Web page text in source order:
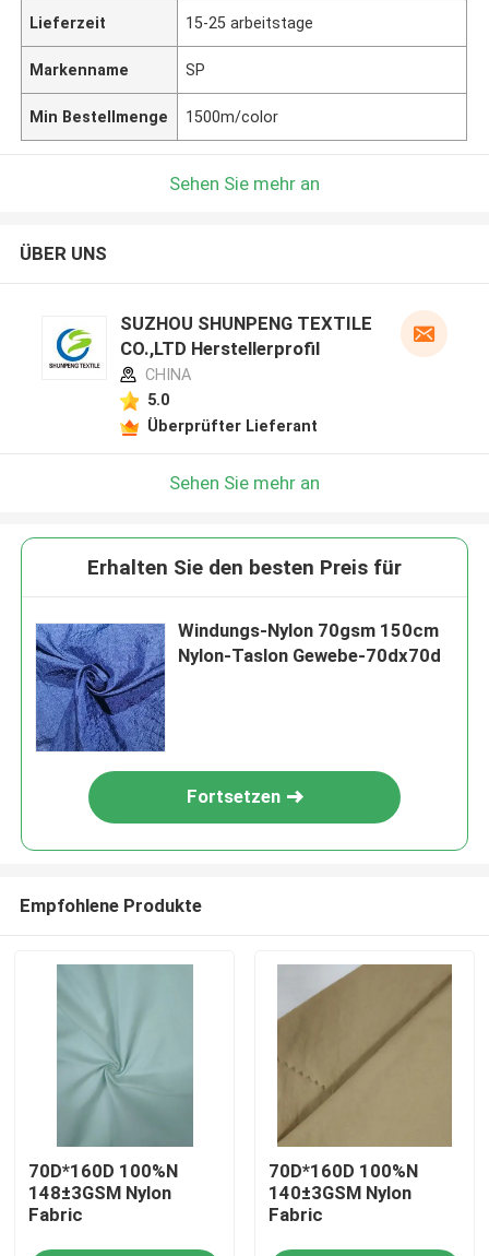
Lieferzeit 15-25 arbeitstage
Markenname SP
Min Bestellmenge 1500m/color
Sehen Sie mehr an
ÜBER UNS
SUZHOU SHUNPENG TEXTILE
CO.,LTD Herstellerprofil
CHINA
5.0
Überprüfter Lieferant
Sehen Sie mehr an
Erhalten Sie den besten Preis für
Windungs-Nylon 70gsm 150cm
Nylon-Taslon Gewebe-70dx70d
Fortsetzen
Empfohlene Produkte
70D*160D 100%N
148±3GSM Nylon
Fabric
70D*160D 100%N
140±3GSM Nylon
Fabric